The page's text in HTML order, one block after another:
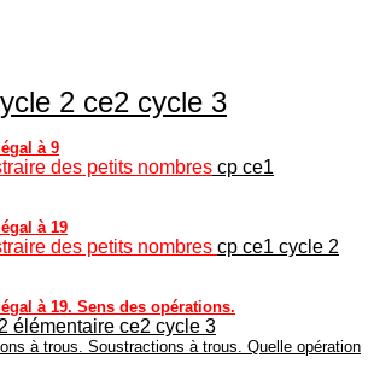
2 ce2 cycle 3
à 9
des petits nombres cp ce1
à 19
des petits nombres cp ce1 cycle 2
à 19. Sens des opérations.
élémentaire ce2 cycle 3
à trous. Soustractions à trous. Quelle opération